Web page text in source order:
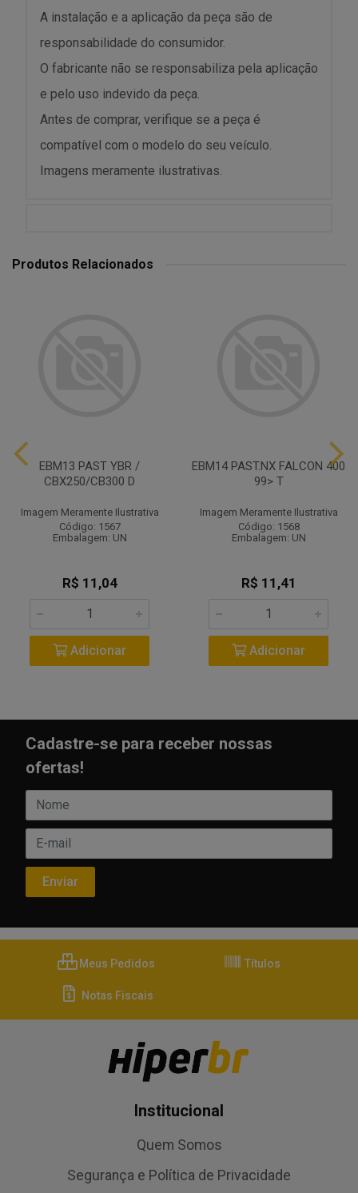
A instalação e a aplicação da peça são de
responsabilidade do consumidor.
O fabricante não se responsabiliza pela aplicação
e pelo uso indevido da peça.
Antes de comprar, verifique se a peça é
compatível com o modelo do seu veículo.
Imagens meramente ilustrativas.
Produtos Relacionados
EBM13 PAST YBR /
CBX250/CB300 D
Imagem Meramente Ilustrativa
Código: 1567
Embalagem: UN
R$ 11,04
Adicionar
EBM14 PAST.NX FALCON 400
99> T
Imagem Meramente Ilustrativa
Código: 1568
Embalagem: UN
R$ 11,41
Adicionar
Cadastre-se para receber nossas
ofertas!
Meus Pedidos Títulos
Notas Fiscais
Institucional
Quem Somos
Segurança e Política de Privacidade